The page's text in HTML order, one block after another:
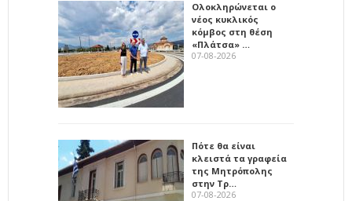
Ολοκληρώνεται ο
νέος κυκλικός
κόμβος στη θέση
«Πλάτσα» …
07-08-2026
Πότε θα είναι
κλειστά τα γραφεία
της Μητρόπολης
στην Τρ…
07-08-2026